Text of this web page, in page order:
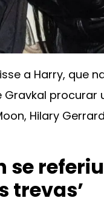
a Harry, que
procurar
Hilary
se
trevas’